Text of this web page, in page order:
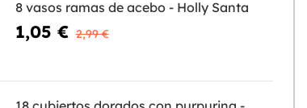
8 vasos ramas de acebo - Holly Santa
1,05 € 2,99 €